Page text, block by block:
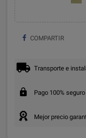
COMPARTIR
Transporte e
Pago 100% seguro
Mejor precio